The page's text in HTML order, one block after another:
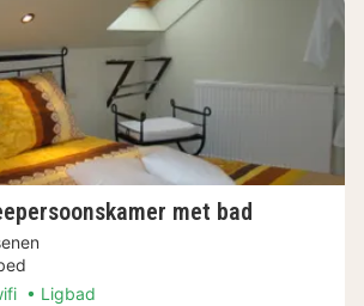
met bad
Ligbad